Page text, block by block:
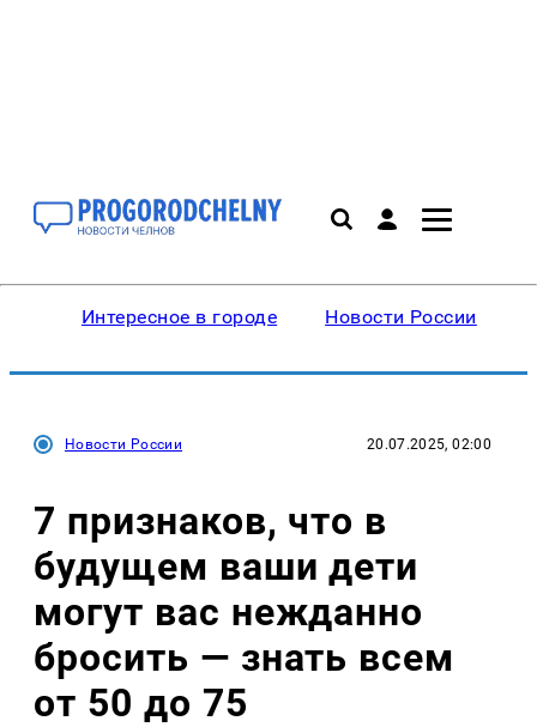
Интересное в городе Новости России
Новости России 20.07.2025, 02:00
7 признаков, что в
будущем ваши дети
могут вас нежданно
бросить — знать всем
от 50 до 75